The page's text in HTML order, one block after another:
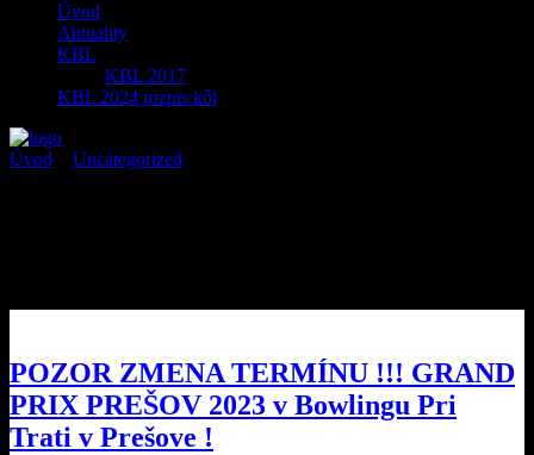
Úvod
Aktuality
KBL
KBL 2017
KBL 2024 rozpis kôl
Úvod Uncategorized
POZOR ZMENA TERMÍNU !!! GRAND
PRIX PREŠOV 2023 v Bowlingu Pri
Trati v Prešove !